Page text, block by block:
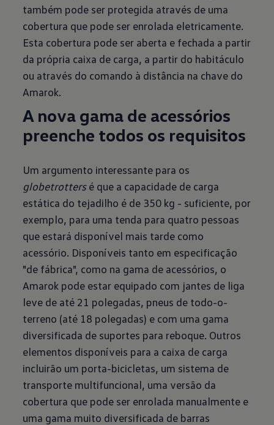
também pode ser protegida através de uma
cobertura que pode ser enrolada eletricamente.
Esta cobertura pode ser aberta e fechada a partir
da própria caixa de carga, a partir do habitáculo
ou através do comando à distância na chave do
Amarok.
A nova gama de acessórios
preenche todos os requisitos
Um argumento interessante para os
globetrottersé que a capacidade de carga
estática do tejadilho é de 350 kg - suficiente, por
exemplo, para uma tenda para quatro pessoas
que estará disponível mais tarde como
acessório. Disponíveis tanto em especificação
"de fábrica", como na gama de acessórios, o
Amarok pode estar equipado com jantes de liga
leve de até 21 polegadas, pneus de todo-o-
terreno (até 18 polegadas) e com uma gama
diversificada de suportes para reboque. Outros
elementos disponíveis para a caixa de carga
incluirão um porta-bicicletas, um sistema de
transporte multifuncional, uma versão da
cobertura que pode ser enrolada manualmente e
uma gama muito diversificada de barras